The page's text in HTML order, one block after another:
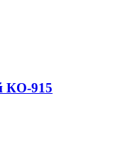
КО-915